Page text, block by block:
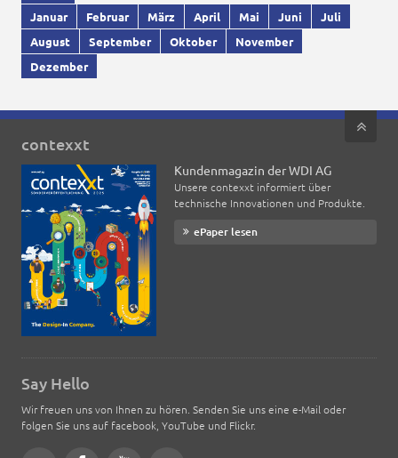
Januar Februar März April Mai Juni
Juli
August
September Oktober
November
Dezember
contexxt
Kundenmagazin der WDI AG
Unsere contexxt informiert über
technische Innovationen und Produkte.
ePaper lesen
Say Hello
Wir freuen uns von Ihnen zu hören. Senden Sie uns eine e-Mail oder
folgen Sie uns auf facebook, YouTube und Flickr.